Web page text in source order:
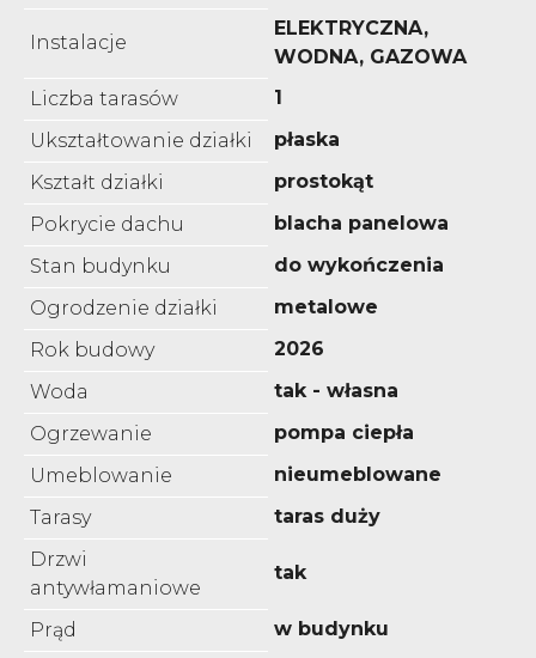
Instalacje
ELEKTRYCZNA,
WODNA, GAZOWA
Liczba tarasów
1
Ukształtowanie działki
płaska
Kształt działki
prostokąt
Pokrycie dachu
blacha panelowa
Stan budynku
do wykończenia
Ogrodzenie działki
metalowe
Rok budowy
2026
Woda
tak - własna
Ogrzewanie
pompa ciepła
Umeblowanie
nieumeblowane
Tarasy
taras duży
Drzwi
antywłamaniowe
tak
Prąd
w budynku